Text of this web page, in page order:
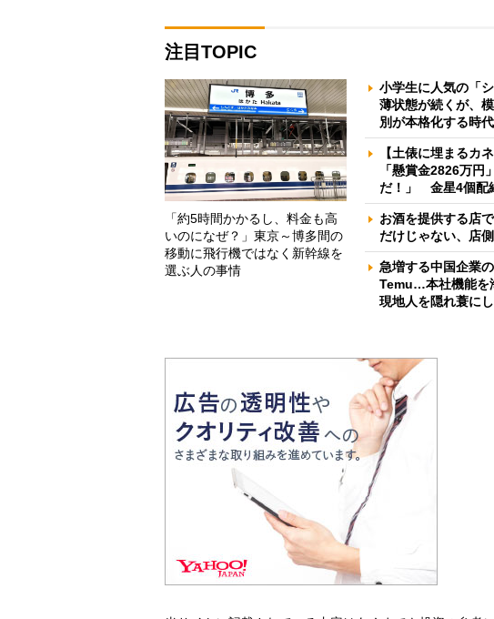
注目TOPIC
「約5時間かかるし、料金も高
いのになぜ？」東京～博多間の
移動に飛行機ではなく新幹線を
選ぶ人の事情
小学生に人気の「
薄状態が続くが、
別が本格化する時代
【土俵に埋まるカ
「懸賞金2826万
だ！」 金星4個配
お酒を提供する店
だけじゃない、店
急増する中国企業
Temu…本社機能を
現地人を隠れ蓑に